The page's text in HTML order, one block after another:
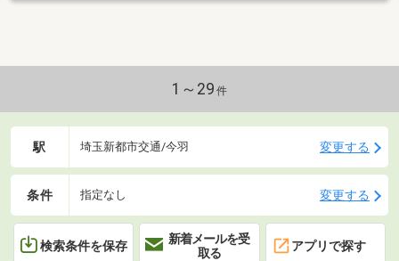
1～29 件
駅 埼玉新都市交通/今羽 変更する
条件 指定なし 変更する
検索条件を保存
新着メールを受
取る
アプリで探す